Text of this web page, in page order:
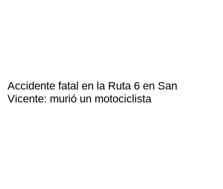
Accidente fatal en la Ruta 6 en San
Vicente: murió un motociclista